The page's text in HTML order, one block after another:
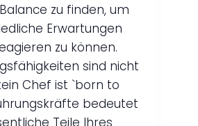
zu finden, um
Erwartungen
zu können.
sind nicht
Chef ist `born to
bedeutet
Teile Ihres